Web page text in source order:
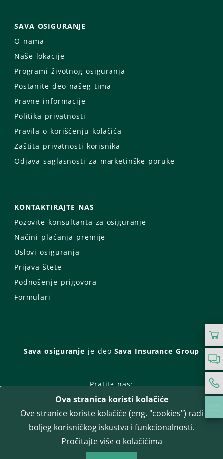
SAVA OSIGURANJE
O nama
Naše lokacije
Programi životnog osiguranja
Postanite deo našeg tima
Pravne informacije
Politika privatnosti
Pravila o korišćenju kolačića
Zaštita privatnosti korisnika
Odjava saglasnosti za marketinške poruke
KONTAKTIRAJTE NAS
Pozovite konsultanta za osiguranje
Načini plaćanja premije
Uslovi osiguranja
Prijava štete
Podnošenje prigovora
Formulari
Sava osiguranje je deo Sava Insurance Group
Pratite nas:
Facebook
Instagram
LinkedIn
Twitter
YouTube
WhatsApp
T-media d.o.o. | napredne komunikacije
Ova stranica koristi kolačiće
Ove stranice koriste kolačiće (eng. "cookies") radi
boljeg korisničkog iskustva i funkcionalnosti.
Pročitajte više o kolačićima